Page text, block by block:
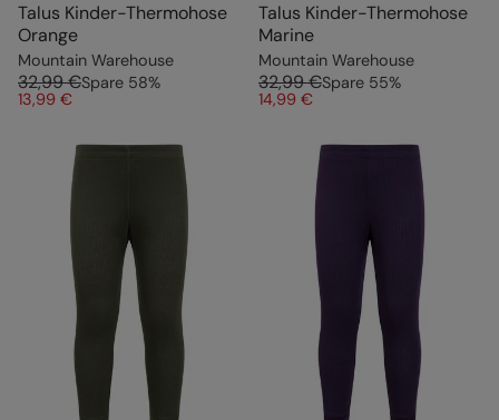
Talus Kinder-Thermohose
Orange
Mountain Warehouse
32,99 €Spare 58%
13,99 €
Talus Kinder-Thermohose
Marine
Mountain Warehouse
32,99 €Spare 55%
14,99 €